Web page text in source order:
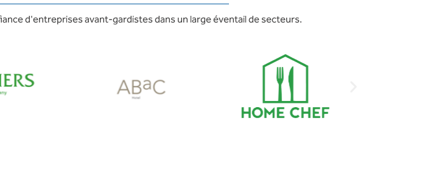
d'entreprises avant-gardistes dans un large éventail de secteurs.